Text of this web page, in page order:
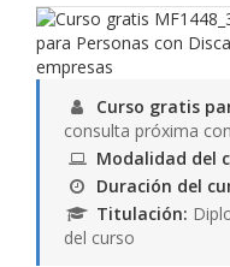
Curso gratis
consulta próxima
Modalidad del
Duración del
Titulación:
del curso